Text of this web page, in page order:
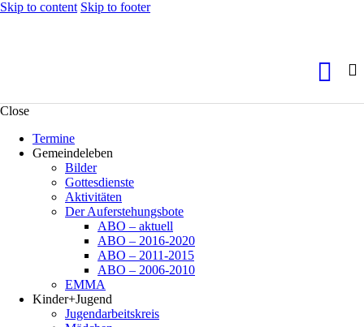
Skip to content Skip to footer
Close
Termine
Gemeindeleben
Bilder
Gottesdienste
Aktivitäten
Der Auferstehungsbote
ABO – aktuell
ABO – 2016-2020
ABO – 2011-2015
ABO – 2006-2010
EMMA
Kinder+Jugend
Jugendarbeitskreis